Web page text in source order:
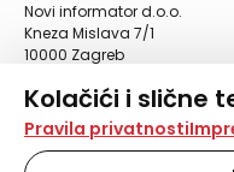
Kolačići i slične
Na našoj web stranici
tehnologije za
Pravila privatnosti
Novi informator d.o.o.
Kneza Mislava 7/1
10000 Zagreb
Telefaks: 01/4612-553
info@informator.hr